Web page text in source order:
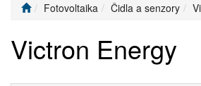
Fotovoltaika Čidla a senzory
Victron Energy